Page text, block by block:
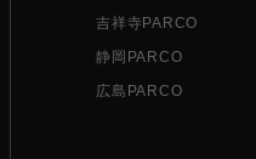
吉祥寺PARCO
静岡PARCO
広島PARCO